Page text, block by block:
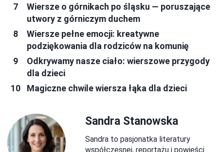
Wiersze o górnikach po śląsku — poruszające
utwory z górniczym duchem
Wiersze pełne emocji: kreatywne
podziękowania dla rodziców na komunię
Odkrywamy nasze ciało: wierszowe przygody
dla dzieci
Magiczne chwile wiersza łąka dla dzieci
Sandra Stanowska
Sandra to pasjonatka literatury
współczesnej, reportażu i powieści